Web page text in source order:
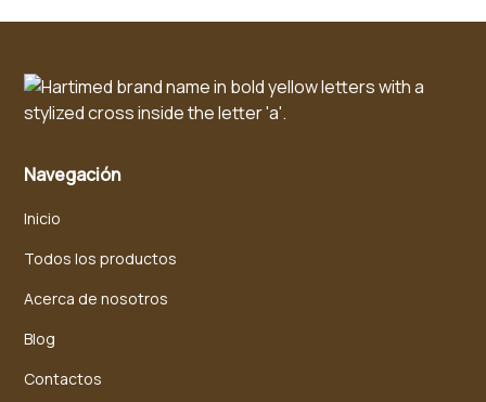
Navegación
Inicio
Todos los productos
Acerca de nosotros
Blog
Contactos